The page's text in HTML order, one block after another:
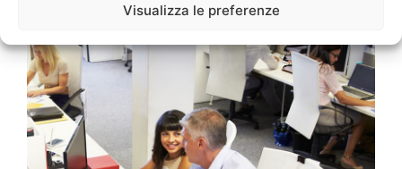
Visualizza le preferenze